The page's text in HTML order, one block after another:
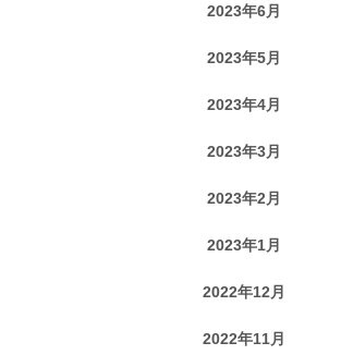
2023年6月
2023年5月
2023年4月
2023年3月
2023年2月
2023年1月
2022年12月
2022年11月